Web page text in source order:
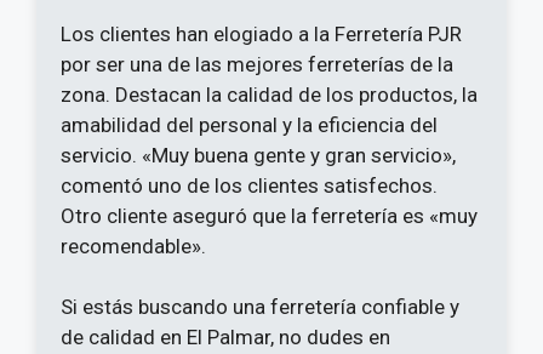
Los clientes han elogiado a la Ferretería PJR
por ser una de las mejores ferreterías de la
zona. Destacan la calidad de los productos, la
amabilidad del personal y la eficiencia del
servicio. «Muy buena gente y gran servicio»,
comentó uno de los clientes satisfechos.
Otro cliente aseguró que la ferretería es «muy
recomendable».
Si estás buscando una ferretería confiable y
de calidad en El Palmar, no dudes en